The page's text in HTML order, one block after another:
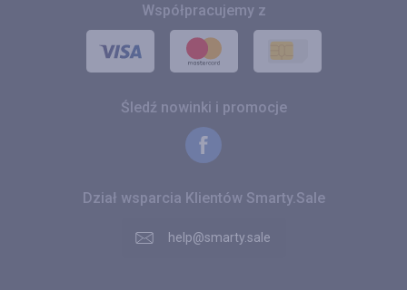
Współpracujemy z
Śledź nowinki i promocje
Dział wsparcia Klientów Smarty.Sale
help@smarty.sale